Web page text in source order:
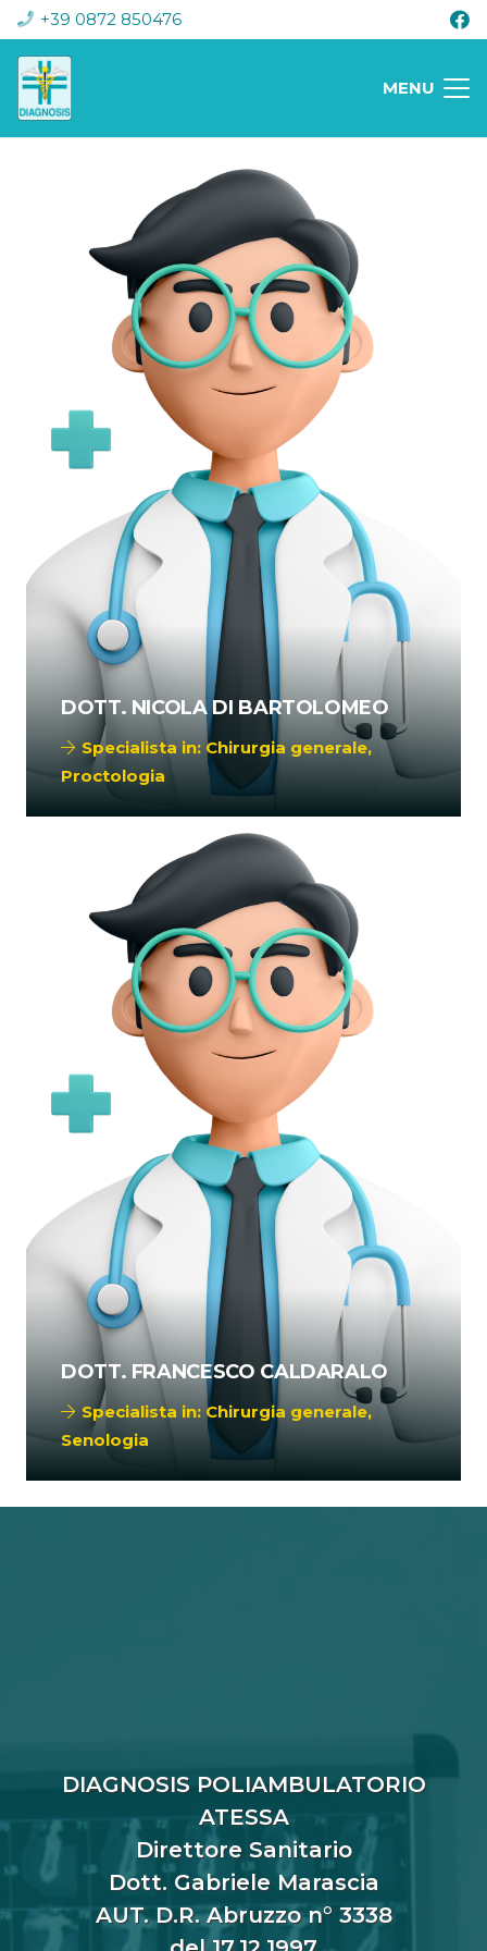
+39 0872 850476
MENU
DOTT. NICOLA DI BARTOLOMEO
Specialista in: Chirurgia generale,
Proctologia
DOTT. FRANCESCO CALDARALO
Specialista in: Chirurgia generale,
Senologia
DIAGNOSIS POLIAMBULATORIO
ATESSA
Direttore Sanitario
Dott. Gabriele Marascia
AUT. D.R. Abruzzo n° 3338